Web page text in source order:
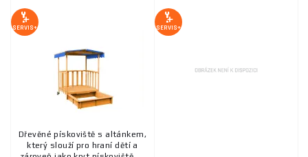
SERVIS+
Dřevěné pískoviště s altánkem,
který slouží pro hraní dětí a
SERVIS+